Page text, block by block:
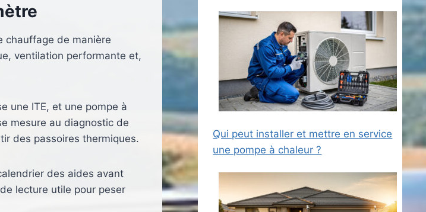
chauffage de manière
ventilation performante et,
une ITE, et une pompe à
mesure au diagnostic de
des passoires thermiques.
des aides avant
lecture utile pour peser
Qui peut installer et mettre en service
une pompe à chaleur ?